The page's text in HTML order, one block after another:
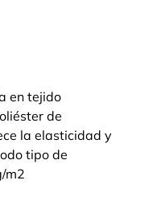
en tejido
de
la elasticidad y
tipo de
m2